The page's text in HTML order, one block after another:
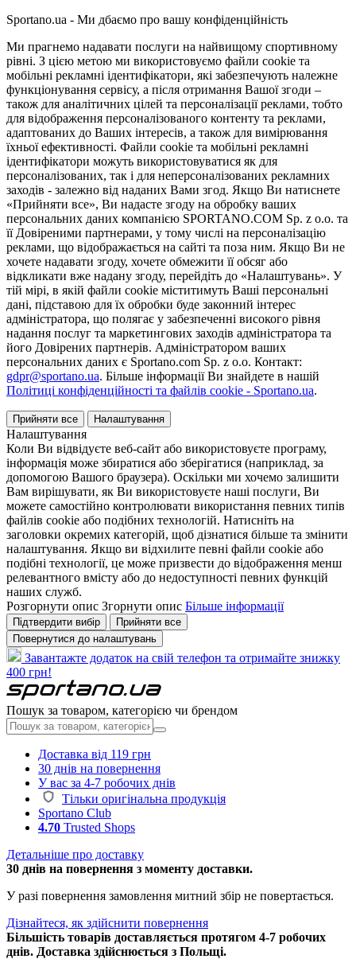
Sportano.ua - Ми дбаємо про вашу конфіденційність
Ми прагнемо надавати послуги на найвищому спортивному
рівні. З цією метою ми використовуємо файли cookie та
мобільні рекламні ідентифікатори, які забезпечують належне
функціонування сервісу, а після отримання Вашої згоди –
також для аналітичних цілей та персоналізації реклами, тобто
для відображення персоналізованого контенту та реклами,
адаптованих до Ваших інтересів, а також для вимірювання
їхньої ефективності. Файли cookie та мобільні рекламні
ідентифікатори можуть використовуватися як для
персоналізованих, так і для неперсоналізованих рекламних
заходів - залежно від наданих Вами згод. Якщо Ви натиснете
«Прийняти все», Ви надасте згоду на обробку ваших
персональних даних компанією SPORTANO.COM Sp. z o.o. та
її Довіреними партнерами, у тому числі на персоналізацію
реклами, що відображається на сайті та поза ним. Якщо Ви не
хочете надавати згоду, хочете обмежити її обсяг або
відкликати вже надану згоду, перейдіть до «Налаштувань». У
тій мірі, в якій файли cookie міститимуть Ваші персональні
дані, підставою для їх обробки буде законний інтерес
адміністратора, що полягає у забезпеченні високого рівня
надання послуг та маркетингових заходів адміністратора та
його Довірених партнерів. Адміністратором ваших
персональних даних є Sportano.com Sp. z o.o. Контакт:
gdpr@sportano.ua. Більше інформації Ви знайдете в нашій
Політиці конфіденційності та файлів cookie - Sportano.ua.
Прийняти все Налаштування
Налаштування
Коли Ви відвідуєте веб-сайт або використовуєте програму,
інформація може збиратися або зберігатися (наприклад, за
допомогою Вашого браузера). Оскільки ми хочемо залишити
Вам вирішувати, як Ви використовуєте наші послуги, Ви
можете самостійно контролювати використання певних типів
файлів cookie або подібних технологій. Натисніть на
заголовки окремих категорій, щоб дізнатися більше та змінити
налаштування. Якщо ви відхилите певні файли cookie або
подібні технології, це може призвести до відображення менш
релевантного вмісту або до недоступності певних функцій
наших служб.
Розгорнути опис Згорнути опис Більше інформації
Підтвердити вибір
Прийняти все
Повернутися до налаштувань
Завантажте додаток на свій телефон та отримайте знижку
400 грн!
Пошук за товаром, категорією чи брендом
Доставка від 119 грн
30 днів на повернення
У вас за 4-7 робочих днів
Тільки оригінальна продукція
Sportano Club
4.70 Trusted Shops
Детальніше про доставку
30 днів на повернення з моменту доставки.
У разі повернення замовлення митний збір не повертається.
Дізнайтеся, як здійснити повернення
Більшість товарів доставляється протягом 4-7 робочих
днів. Доставка здійснюється з Польщі.